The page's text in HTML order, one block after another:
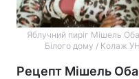
Яблучний пиріг Мішель
Білого дому / Колаж
Рецепт Мішель